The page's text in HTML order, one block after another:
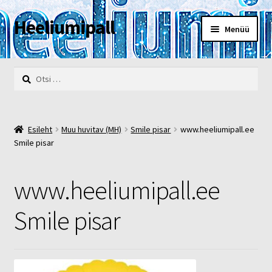
Liigu
navigeerimisele
Liigu
sisu
juurde
Heeliumipall Menüü
Esileht
Kontakt
Müügi- ja privaatsustingimused
POOD
Otsi:
Esileht Muu huvitav (MH) Smile pisar
www.heeliumipall.ee
Smile pisar
www.heeliumipall.ee
Smile pisar